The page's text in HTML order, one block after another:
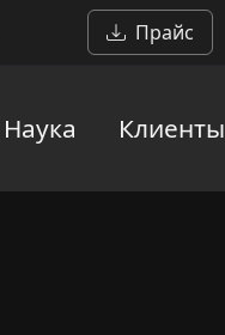
Прайс
Наука Клиенты